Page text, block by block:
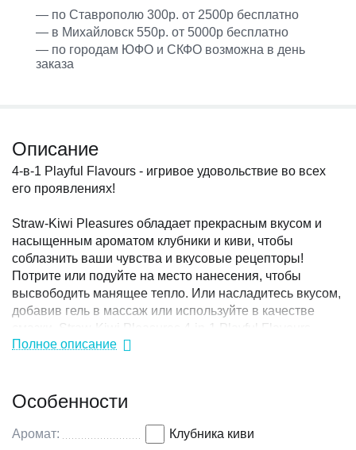
— по Ставрополю 300р. от 2500р бесплатно
— в Михайловск 550р. от 5000р бесплатно
— по городам ЮФО и СКФО возможна в день
заказа
Описание
4-в-1 Playful Flavours - игривое удовольствие во всех
его проявлениях!
Straw-Kiwi Pleasures обладает прекрасным вкусом и
насыщенным ароматом клубники и киви, чтобы
соблазнить ваши чувства и вкусовые рецепторы!
Потрите или подуйте на место нанесения, чтобы
высвободить манящее тепло. Или насладитесь вкусом,
добавив гель в массаж или используйте в качестве
смазки. Straw-Kiwi Pleasures 4-in-1 Playful Flavours
очаровывает и пробуждает все ваши чувства!
расслабляюще и невероятно чувственно. Добавление
Полное описание
Особенности
Аромат: Клубника киви